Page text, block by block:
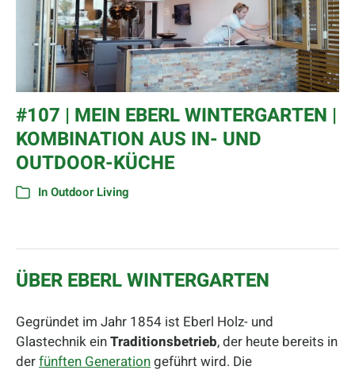
#107 | MEIN EBERL WINTERGARTEN |
KOMBINATION AUS IN- UND
OUTDOOR-KÜCHE
InOutdoor Living
ÜBER EBERL WINTERGARTEN
Gegründet im Jahr 1854 ist Eberl Holz- und
Glastechnik einTraditionsbetrieb, der heute bereits in
derfünften Generationgeführt wird. Die